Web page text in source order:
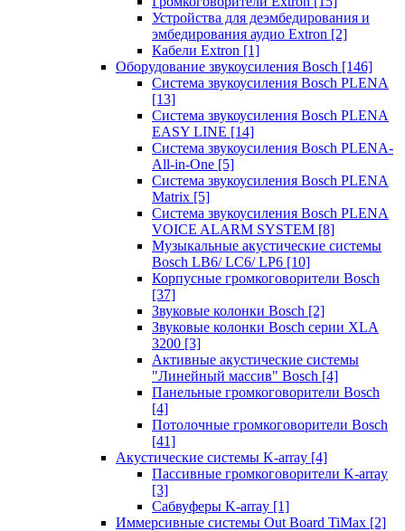
Устройства для деэмбедирования и
эмбедирования аудио Extron [2]
Кабели Extron [1]
Оборудование звукоусиления Bosch [146]
Система звукоусиления Bosch PLENA
[13]
Система звукоусиления Bosch PLENA
EASY LINE [14]
Система звукоусиления Bosch PLENA-
All-in-One [5]
Система звукоусиления Bosch PLENA
Matrix [5]
Система звукоусиления Bosch PLENA
VOICE ALARM SYSTEM [8]
Музыкальные акустические системы
Bosch LB6/ LC6/ LP6 [10]
Корпусные громкоговорители Bosch
[37]
Звуковые колонки Bosch [2]
Звуковые колонки Bosch серии XLA
3200 [3]
Активные акустические системы
"Линейный массив" Bosch [4]
Панельные громкоговорители Bosch
[4]
Потолочные громкоговорители Bosch
[41]
Акустические системы K-array [4]
Пассивные громкоговорители K-array
[3]
Сабвуферы K-array [1]
Иммерсивные системы Out Board TiMax [2]